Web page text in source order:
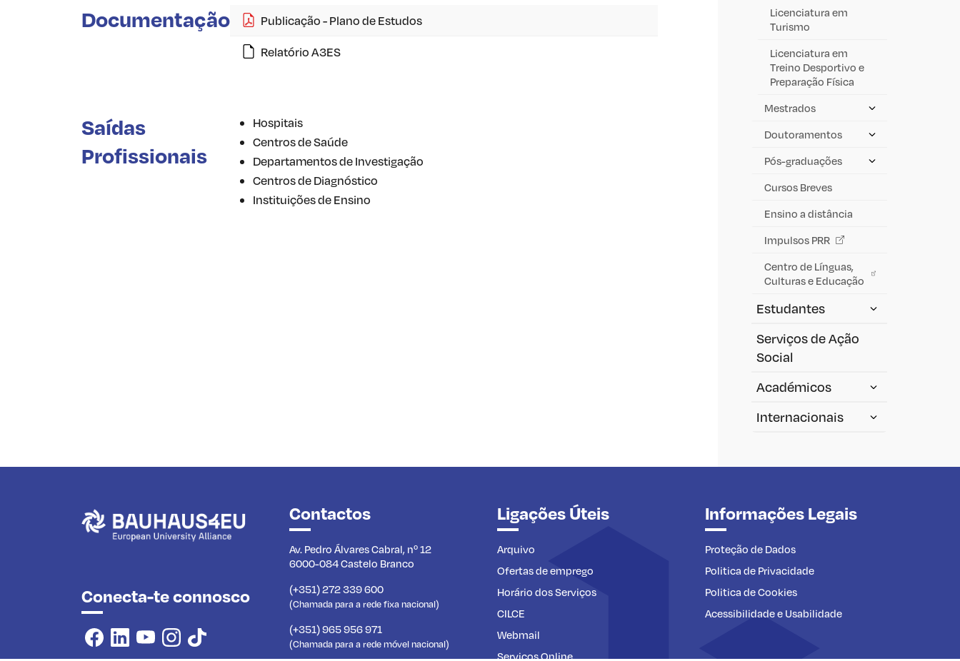
Documentação Publicação - Plano de Estudos
Relatório A3ES
Saídas
Profissionais
Hospitais
Centros de Saúde
Departamentos de Investigação
Centros de Diagnóstico
Instituições de Ensino
Licenciatura em
Turismo
Licenciatura em
Treino Desportivo e
Preparação Física
Mestrados
Doutoramentos
Pós-graduações
Cursos Breves
Ensino a distância
Impulsos PRR
Centro de Línguas,
Culturas e Educação
Estudantes
Serviços de Ação
Social
Académicos
Internacionais
Conecta-te connosco
Contactos
Av. Pedro Álvares Cabral, nº 12
6000-084 Castelo Branco
(+351) 272 339 600
(Chamada para a rede fixa nacional)
(+351) 965 956 971
(Chamada para a rede móvel nacional)
Ligações Úteis
Arquivo
Ofertas de emprego
Horário dos Serviços
CILCE
Webmail
Serviços Online
Informações Legais
Proteção de Dados
Politica de Privacidade
Politica de Cookies
Acessibilidade e Usabilidade